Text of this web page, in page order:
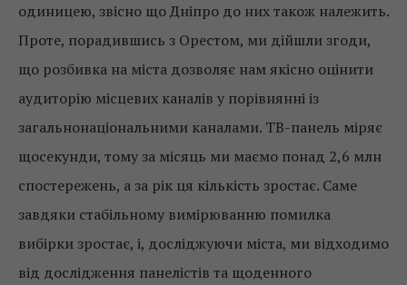
одиницею, звісно що Дніпро до них також належить.
Проте, порадившись з Орестом, ми дійшли згоди,
що розбивка на міста дозволяє нам якісно оцінити
аудиторію місцевих каналів у порівнянні із
загальнонаціональними каналами. ТВ-панель міряє
щосекунди, тому за місяць ми маємо понад 2,6 млн
спостережень, а за рік ця кількість зростає. Саме
завдяки стабільному вимірюванню помилка
вибірки зростає, і, досліджуючи міста, ми відходимо
від дослідження панелістів та щоденного